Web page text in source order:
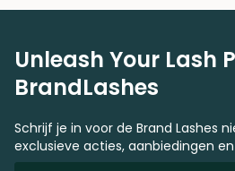
Unleash Your Lash
BrandLashes
Schrijf je in voor de Brand Lashes
exclusieve acties, aanbiedingen